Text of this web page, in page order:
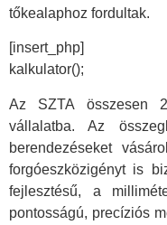
tőkealaphoz fordultak.
[insert_php]
kalkulator();
Az SZTA összesen
vállalatba. Az
berendezéseket
forgóeszközigényt is
fejlesztésű, a
pontosságú, precíziós